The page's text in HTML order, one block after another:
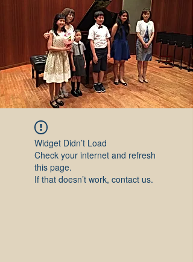
Widget Didn’t Load
Check your internet and refresh
this page.
If that doesn’t work, contact us.